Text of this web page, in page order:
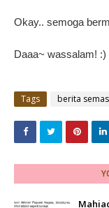
Okay.. semoga
Daaa~ wassalam! :)
Tags berita